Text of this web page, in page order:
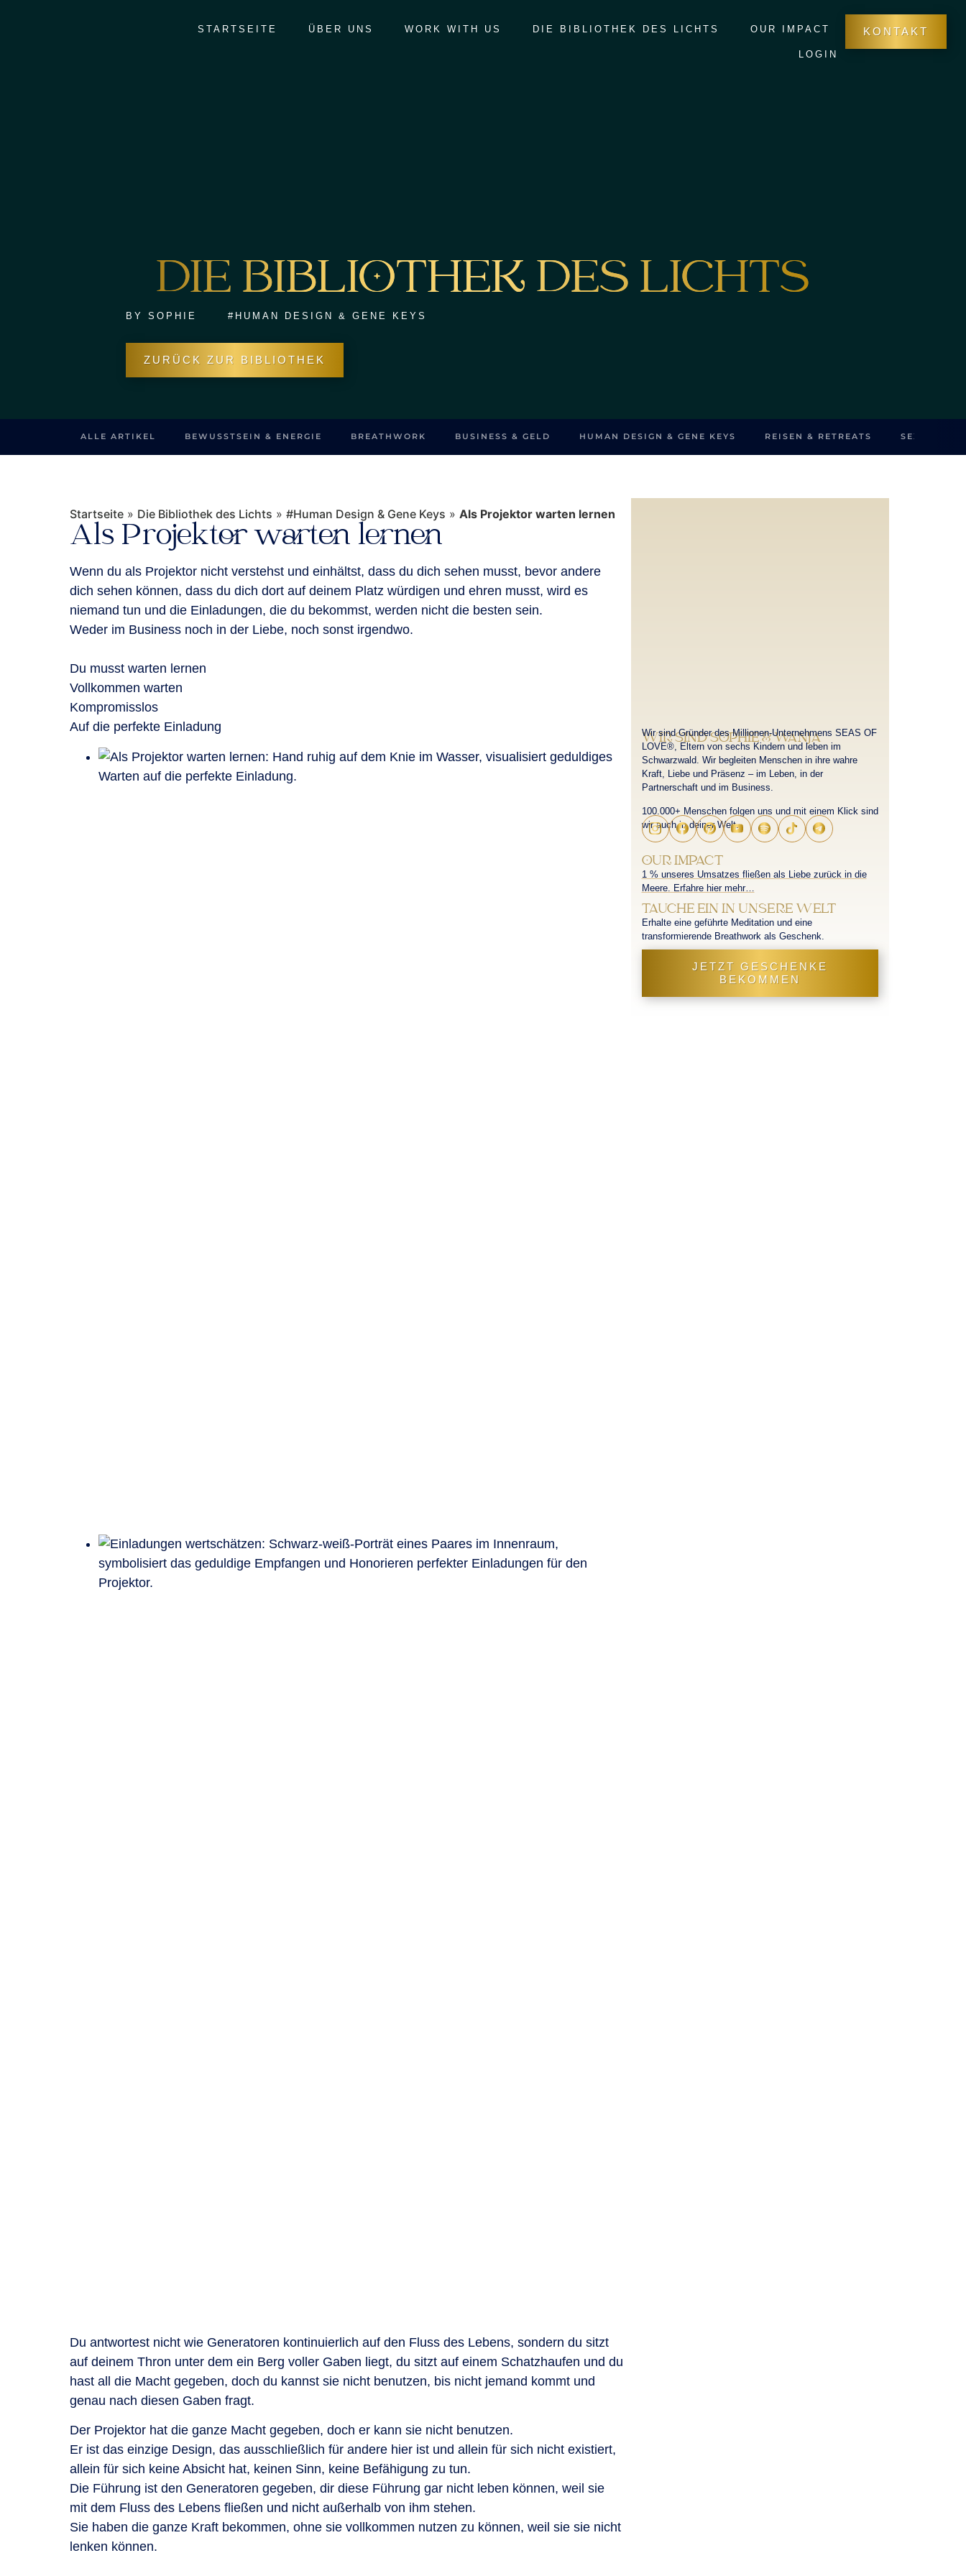
STARTSEITE ÜBER UNS WORK WITH US DIE BIBLIOTHEK DES LICHTS OUR IMPACT
LOGIN
KONTAKT
DIE BIBLIOTHEK DES LICHTS
BY SOPHIE #HUMAN DESIGN & GENE KEYS
ZURÜCK ZUR BIBLIOTHEK
ALLE ARTIKEL BEWUSSTSEIN & ENERGIE BREATHWORK BUSINESS & GELD HUMAN DESIGN & GENE KEYS REISEN & RETREATS
Startseite » Die Bibliothek des Lichts » #Human Design & Gene Keys » Als Projektor warten lernen
Als Projektor warten lernen
Wenn du als Projektor nicht verstehst und einhältst, dass du dich sehen musst, bevor andere
dich sehen können, dass du dich dort auf deinem Platz würdigen und ehren musst, wird es
niemand tun und die Einladungen, die du bekommst, werden nicht die besten sein.
Weder im Business noch in der Liebe, noch sonst irgendwo.
Du musst warten lernen
Vollkommen warten
Kompromisslos
Auf die perfekte Einladung
Du antwortest nicht wie Generatoren kontinuierlich auf den Fluss des Lebens, sondern du sitzt
auf deinem Thron unter dem ein Berg voller Gaben liegt, du sitzt auf einem Schatzhaufen und du
hast all die Macht gegeben, doch du kannst sie nicht benutzen, bis nicht jemand kommt und
genau nach diesen Gaben fragt.
Der Projektor hat die ganze Macht gegeben, doch er kann sie nicht benutzen.
Er ist das einzige Design, das ausschließlich für andere hier ist und allein für sich nicht existiert,
allein für sich keine Absicht hat, keinen Sinn, keine Befähigung zu tun.
Die Führung ist den Generatoren gegeben, dir diese Führung gar nicht leben können, weil sie
mit dem Fluss des Lebens fließen und nicht außerhalb von ihm stehen.
Sie haben die ganze Kraft bekommen, ohne sie vollkommen nutzen zu können, weil sie sie nicht
lenken können.
WIR SIND SOPHIE & WANJA
Wir sind Gründer des Millionen-Unternehmens SEAS OF
LOVE®, Eltern von sechs Kindern und leben im
Schwarzwald. Wir begleiten Menschen in ihre wahre
Kraft, Liebe und Präsenz – im Leben, in der
Partnerschaft und im Business.
100.000+ Menschen folgen uns und mit einem Klick sind
wir auch in deiner Welt.
OUR IMPACT
1 % unseres Umsatzes fließen als Liebe zurück in die
Meere. Erfahre hier mehr…
TAUCHE EIN IN UNSERE WELT
Erhalte eine geführte Meditation und eine
transformierende Breathwork als Geschenk.
JETZT GESCHENKE
BEKOMMEN